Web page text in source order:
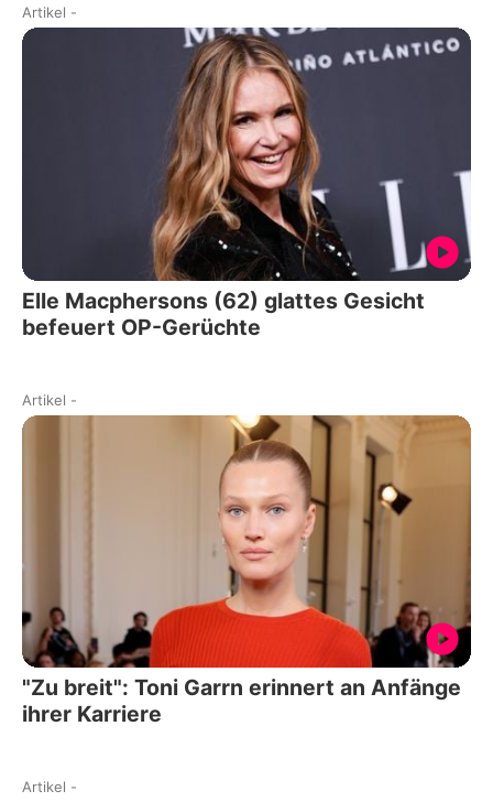
Artikel -
Elle Macphersons (62) glattes Gesicht
befeuert OP-Gerüchte
Artikel -
"Zu breit": Toni Garrn erinnert an Anfänge
ihrer Karriere
Artikel -